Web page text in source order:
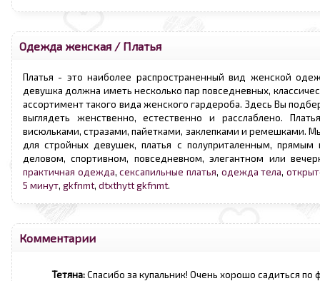
Одежда женская / Платья
Платья - это наиболее распространенный вид женской
девушка должна иметь несколько пар повседневных,
ассортимент такого вида женского гардероба. Здесь Вы
выглядеть женственно, естественно и расслаблено.
висюльками, стразами, пайетками, заклепками и ремешками.
для стройных девушек, платья с полуприталенным,
деловом, спортивном, повседневном, элегантном или
практичная одежда,сексапильные платья, одежда тела,
5 минут, gkfnmt, dtxthytt gkfnmt.
Комментарии
Тетяна:Спасибо за купальник! Очень хорошо садиться